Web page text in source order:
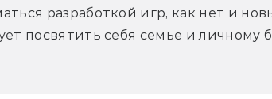
разработкой игр, как нет и
посвятить себя семье и личному